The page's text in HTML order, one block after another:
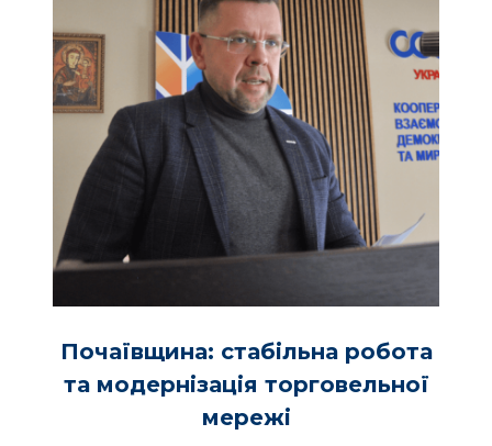
Почаївщина: стабільна робота
та модернізація торговельної
мережі